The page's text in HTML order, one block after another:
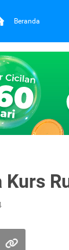
Beranda